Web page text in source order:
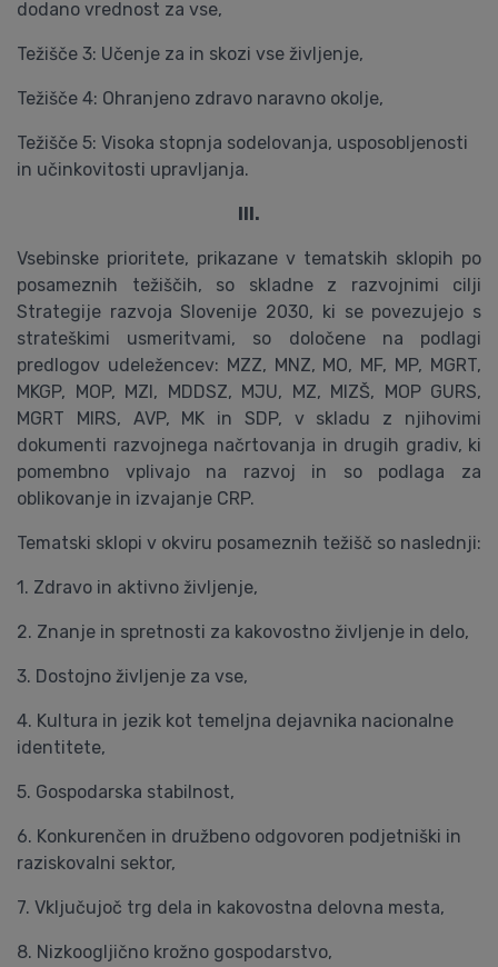
dodano vrednost za vse,
Težišče 3: Učenje za in skozi vse življenje,
Težišče 4: Ohranjeno zdravo naravno okolje,
Težišče 5: Visoka stopnja sodelovanja, usposobljenosti
in učinkovitosti upravljanja.
III.
Vsebinske prioritete, prikazane v tematskih sklopih po
posameznih težiščih, so skladne z razvojnimi cilji
Strategije razvoja Slovenije 2030, ki se povezujejo s
strateškimi usmeritvami, so določene na podlagi
predlogov udeležencev: MZZ, MNZ, MO, MF, MP, MGRT,
MKGP, MOP, MZI, MDDSZ, MJU, MZ, MIZŠ, MOP GURS,
MGRT MIRS, AVP, MK in SDP, v skladu z njihovimi
dokumenti razvojnega načrtovanja in drugih gradiv, ki
pomembno vplivajo na razvoj in so podlaga za
oblikovanje in izvajanje CRP.
Tematski sklopi v okviru posameznih težišč so naslednji:
1. Zdravo in aktivno življenje,
2. Znanje in spretnosti za kakovostno življenje in delo,
3. Dostojno življenje za vse,
4. Kultura in jezik kot temeljna dejavnika nacionalne
identitete,
5. Gospodarska stabilnost,
6. Konkurenčen in družbeno odgovoren podjetniški in
raziskovalni sektor,
7. Vključujoč trg dela in kakovostna delovna mesta,
8. Nizkoogljično krožno gospodarstvo,